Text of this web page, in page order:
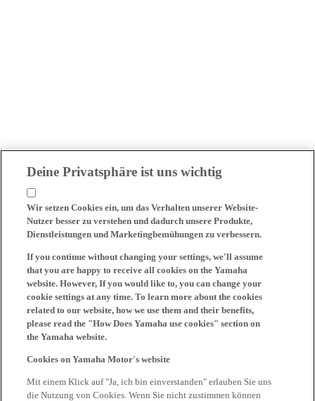
Deine Privatsphäre ist uns wichtig
Wir setzen Cookies ein, um das Verhalten unserer Website-
Nutzer besser zu verstehen und dadurch unsere Produkte,
Dienstleistungen und Marketingbemühungen zu verbessern.
If you continue without changing your settings, we'll assume
that you are happy to receive all cookies on the Yamaha
website. However, If you would like to, you can change your
cookie settings at any time. To learn more about the cookies
related to our website, how we use them and their benefits,
please read the "How Does Yamaha use cookies" section on
the Yamaha website.
Cookies on Yamaha Motor's website
Mit einem Klick auf "Ja, ich bin einverstanden" erlauben Sie uns
die Nutzung von Cookies. Wenn Sie nicht zustimmen können